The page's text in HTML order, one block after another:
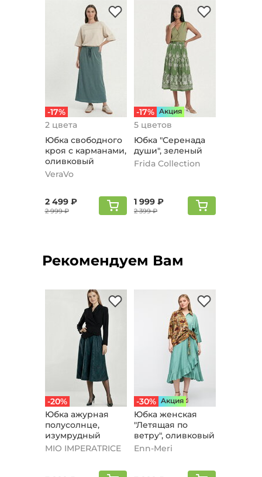
-17%
2 цвета
Юбка свободного
кроя с карманами,
оливковый
VeraVo
2 499 ₽
2 999 ₽
-17% Aкция
5 цветов
Юбка "Серенада
души", зеленый
Frida Collection
1 999 ₽
2 399 ₽
Рекомендуем Вам
-20%
Юбка ажурная
полусолнце,
изумрудный
MIO IMPERATRICE
-30% Aкция
Юбка женская
"Летящая по
ветру", оливковый
Enn-Meri